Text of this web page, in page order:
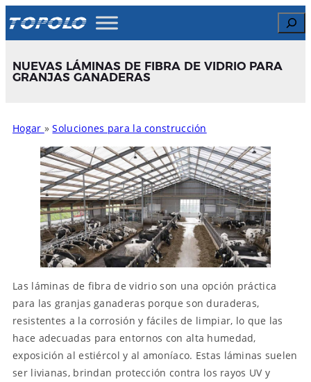
to
Search
NUEVAS LÁMINAS DE FIBRA DE VIDRIO PARA
GRANJAS GANADERAS
Hogar »Soluciones para la construcción
Las láminas de fibra de vidrio son una opción práctica
para las granjas ganaderas porque son duraderas,
resistentes a la corrosión y fáciles de limpiar, lo que las
hace adecuadas para entornos con alta humedad,
exposición al estiércol y al amoníaco. Estas láminas suelen
ser livianas, brindan protección contra los rayos UV y